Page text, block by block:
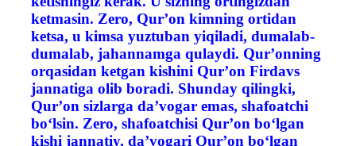
ketmasin. Zero, Qur’on kimning ortidan
ketsa, u kimsa yuztuban yiqiladi, dumalab-
dumalab, jahannamga qulaydi. Qur’onning
orqasidan ketgan kishini Qur’on Firdavs
jannatiga olib boradi. Shunday qilingki,
Qur’on sizlarga da’vogar emas, shafoatchi
bo‘lsin. Zero, shafoatchisi Qur’on bo‘lgan
kishi jannatiy, da’vogari Qur’on bo‘lgan